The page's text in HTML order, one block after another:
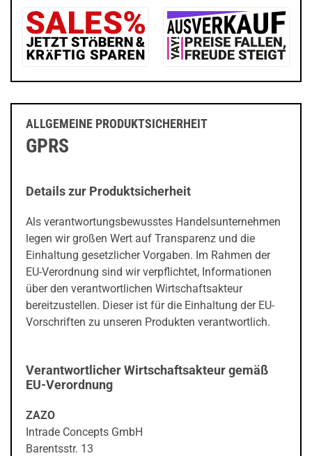
ALLGEMEINE PRODUKTSICHERHEIT
GPRS
Details zur Produktsicherheit
Als verantwortungsbewusstes Handelsunternehmen
legen wir großen Wert auf Transparenz und die
Einhaltung gesetzlicher Vorgaben. Im Rahmen der
EU-Verordnung sind wir verpflichtet, Informationen
über den verantwortlichen Wirtschaftsakteur
bereitzustellen. Dieser ist für die Einhaltung der EU-
Vorschriften zu unseren Produkten verantwortlich.
Verantwortlicher Wirtschaftsakteur gemäß
EU-Verordnung
ZAZO
Intrade Concepts GmbH
Barentsstr. 13